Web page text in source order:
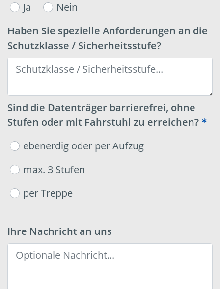
Ja
Nein
Haben Sie spezielle Anforderungen an die
Schutzklasse / Sicherheitsstufe?
Sind die Datenträger barrierefrei, ohne
Stufen oder mit Fahrstuhl zu erreichen?
ebenerdig oder per Aufzug
max. 3 Stufen
per Treppe
Ihre Nachricht an uns